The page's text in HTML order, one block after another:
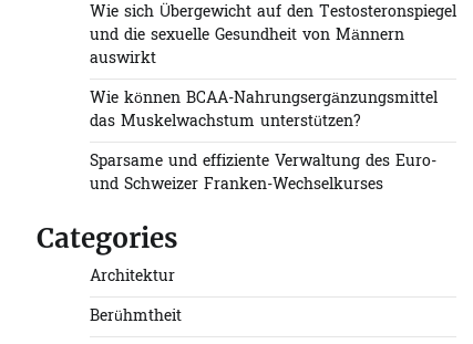
Wie sich Übergewicht auf den Testosteronspiegel
und die sexuelle Gesundheit von Männern
auswirkt
Wie können BCAA-Nahrungsergänzungsmittel
das Muskelwachstum unterstützen?
Sparsame und effiziente Verwaltung des Euro-
und Schweizer Franken-Wechselkurses
Categories
Architektur
Berühmtheit